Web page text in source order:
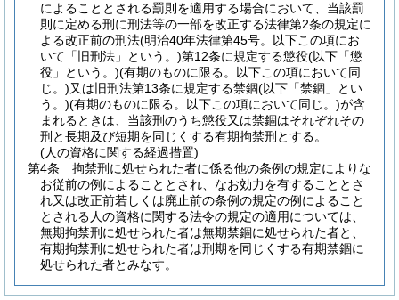
によることとされる罰則を適用する場合において、当該罰
則に定める刑に刑法等の一部を改正する法律第2条の規定に
よる改正前の刑法(明治40年法律第45号。以下この項にお
いて「旧刑法」という。)第12条に規定する懲役(以下「懲
役」という。)(有期のものに限る。以下この項において同
じ。)又は旧刑法第13条に規定する禁錮(以下「禁錮」とい
う。)(有期のものに限る。以下この項において同じ。)が含
まれるときは、当該刑のうち懲役又は禁錮はそれぞれその
刑と長期及び短期を同じくする有期拘禁刑とする。
(人の資格に関する経過措置)
第4条
拘禁刑に処せられた者に係る他の条例の規定によりな
お従前の例によることとされ、なお効力を有することとさ
れ又は改正前若しくは廃止前の条例の規定の例によること
とされる人の資格に関する法令の規定の適用については、
無期拘禁刑に処せられた者は無期禁錮に処せられた者と、
有期拘禁刑に処せられた者は刑期を同じくする有期禁錮に
処せられた者とみなす。